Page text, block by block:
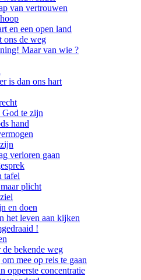
van vertrouwen
en een open land
ons de weg
Maar van wie ?
is dan ons hart
God te zijn
hand
verloren gaan
tafel
plicht
en doen
het leven aan kijken
!
bekende weg
mee op reis te gaan
opperste concentratie